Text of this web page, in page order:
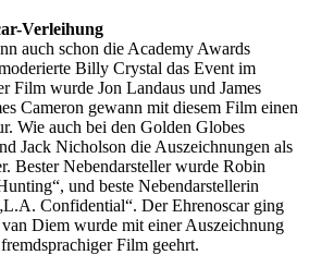
Verleihung
auch schon die Academy Awards
Billy Crystal das Event im
Film wurde Jon Landaus und James
Cameron gewann mit diesem Film einen
Wie auch bei den Golden Globes
Jack Nicholson die Auszeichnungen als
Bester Nebendarsteller wurde Robin
und beste Nebendarstellerin
Confidential“. Der Ehrenoscar ging
Diem wurde mit einer Auszeichnung
Film geehrt.